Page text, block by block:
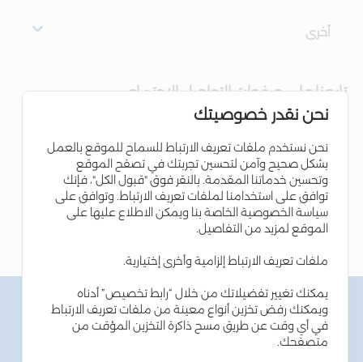
أخرى
تابعنا على صفحات التواصل الاجتماعي
الشروط والاحكام
سياسة الخصوصية
سياسة ملفات تعريف الارتباط
نحن نقدر خصوصيتك
نحن نستخدم ملفات تعريف الارتباط للسماح للموقع بالعمل
بشكل صحيح وآمن لتحسين تجربتك في تصفح الموقع
وتحسين خدماتنا المقدمة. بالنقر فوق "قبول الكل"، فإنك
توافق على استخدامنا لملفات تعريف الارتباط. وتوافق على
سياسة الخصوصية الخاصة بنا ويمكن الاطلاع عليها على
الموقع لمزيد من التفاصيل.
ملفات تعريف الارتباط إلزامية وأخرى إختيارية.
يمكنك تغيير تفضيلاتك من خلال “رابط تخصيص” أدناه
ويمكنك رفض تخزين أنواع معينة من ملفات تعريف الارتباط
في أي وقت عن طريق مسح ذاكرة التخزين المؤقت من
متصفحك.